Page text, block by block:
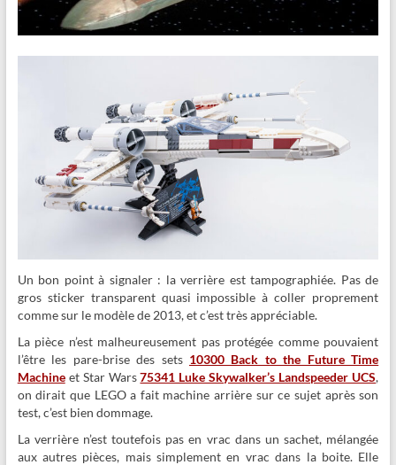
Un bon point à signaler : la verrière est tampographiée. Pas de
gros sticker transparent quasi impossible à coller proprement
comme sur le modèle de 2013, et c’est très appréciable.
La pièce n’est malheureusement pas protégée comme pouvaient
l’être les pare-brise des sets 10300 Back to the Future Time
Machineet Star Wars75341 Luke Skywalker’s Landspeeder UCS,
on dirait que LEGO a fait machine arrière sur ce sujet après son
test, c’est bien dommage.
La verrière n’est toutefois pas en vrac dans un sachet, mélangée
aux autres pièces, mais simplement en vrac dans la boite. Elle